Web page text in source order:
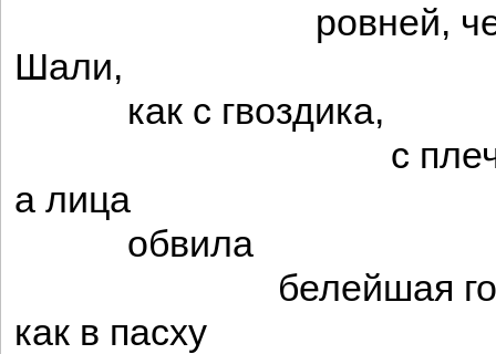
ровней, чем
Шали,
как с гвоздика,
с плеч
а лица
обвила
белейшая
как в пасху